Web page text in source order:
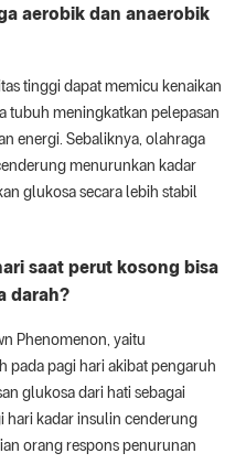
aerobik dan anaerobik
tinggi dapat memicu kenaikan
tubuh meningkatkan pelepasan
energi. Sebaliknya, olahraga
menurunkan kadar
glukosa secara lebih stabil
saat perut kosong bisa
darah?
Phenomenon, yaitu
pada pagi hari akibat pengaruh
glukosa dari hati sebagai
hari kadar insulin cenderung
orang respons penurunan